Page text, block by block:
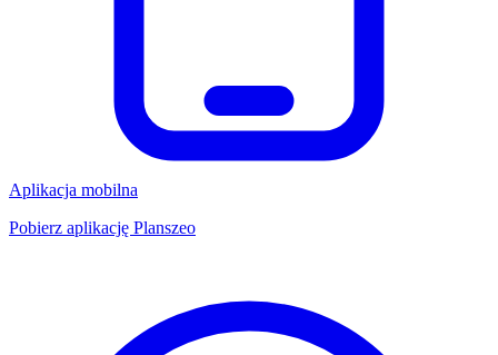
Aplikacja mobilna
Pobierz aplikację Planszeo